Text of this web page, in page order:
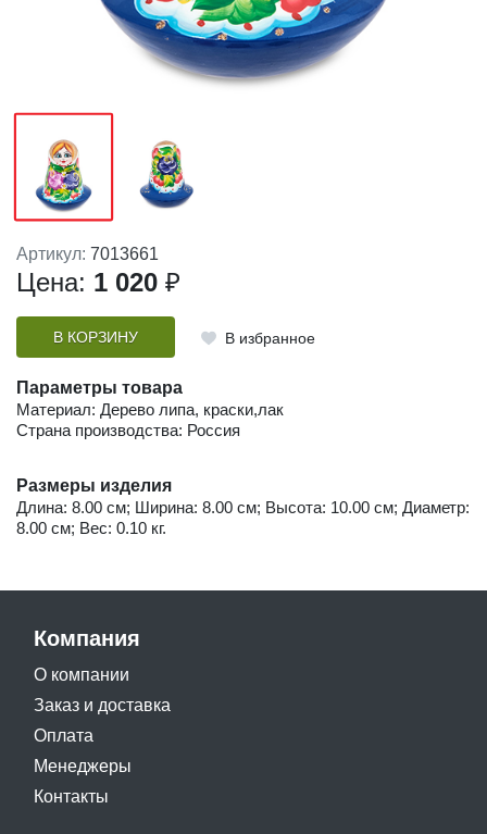
Артикул: 7013661
Цена: 1 020 ₽
В КОРЗИНУ В избранное
Параметры товара
Материал: Дерево липа, краски,лак
Страна производства: Россия
Размеры изделия
Длина: 8.00 см; Ширина: 8.00 см; Высота: 10.00 см; Диаметр:
8.00 см; Вес: 0.10 кг.
Компания
О компании
Заказ и доставка
Оплата
Менеджеры
Контакты